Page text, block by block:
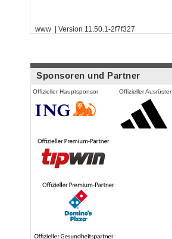
www | Version 11.50.1-2f7f327
Sponsoren und Partner
Offizieller Hauptsponsor Offizieller Ausrüster